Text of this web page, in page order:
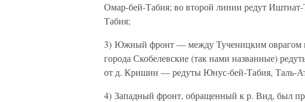
Омар-бей-Табия; во второй линии редут
Табия;
3) Южный фронт — между Тученицким оврагом
города Скобелевские (так нами названные)
от д. Кришин — редуты Юнус-бей-Табия, Таль-
4) Западный фронт, обращенный к р. Вид, был